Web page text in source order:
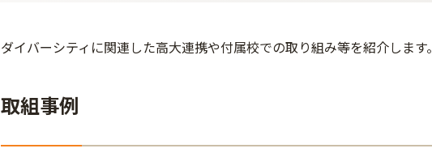
ダイバーシティに関連した高大連携や付属校での取り組み等を紹介します。
取組事例